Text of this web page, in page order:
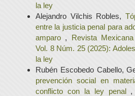
la ley
Alejandro Vilchis Robles,
entre la justicia penal para
amparo , Revista
Vol. 8 Núm. 25 (2025):
la ley
Rubén Escobedo Cabello,
prevención social en
conflicto con la ley penal ,